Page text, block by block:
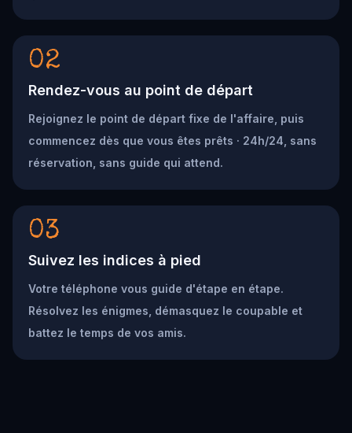
02
Rendez-vous au point de départ
Rejoignez le point de départ fixe de l'affaire, puis
commencez dès que vous êtes prêts · 24h/24, sans
réservation, sans guide qui attend.
03
Suivez les indices à pied
Votre téléphone vous guide d'étape en étape.
Résolvez les énigmes, démasquez le coupable et
battez le temps de vos amis.